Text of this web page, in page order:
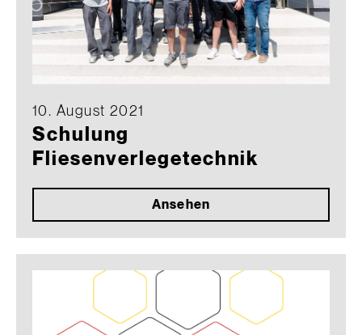
10. August 2021
Schulung
Fliesenverlegetechnik
Ansehen